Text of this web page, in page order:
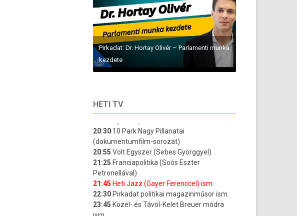
Pirkadat: Dr. Hortay Olivér – Parlamenti munka
kezdete
HETI TV